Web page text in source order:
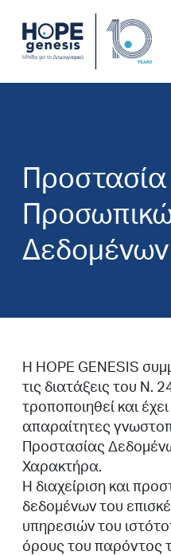
Προστασία
Δεδομένων
Η HOPE GENESIS
τις διατάξεις του Ν.
τροποποιηθεί και
απαραίτητες
Προστασίας
Χαρακτήρα.
Η διαχείριση και
δεδομένων του
υπηρεσιών του
όρους του παρόντος